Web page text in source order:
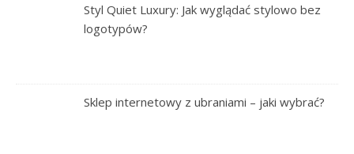
Styl Quiet Luxury: Jak wyglądać stylowo bez
logotypów?
Sklep internetowy z ubraniami – jaki wybrać?